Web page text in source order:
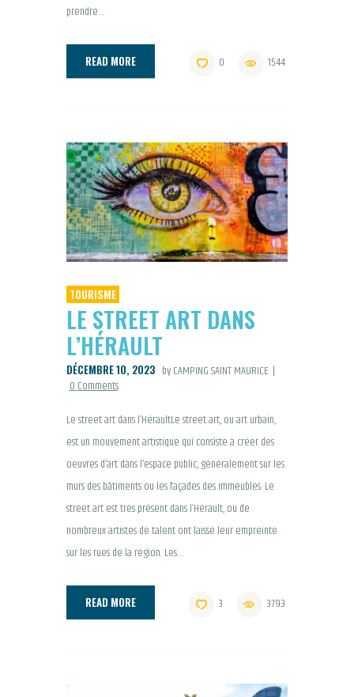
prendre…
READ MORE 0 1544
TOURISME
LE STREET ART DANS
L’HÉRAULT
DÉCEMBRE 10, 2023 by CAMPING SAINT MAURICE
0Comments
Le street art dans l’HéraultLe street art, ou art urbain,
est un mouvement artistique qui consiste à créer des
oeuvres d’art dans l’espace public, généralement sur les
murs des bâtiments ou les façades des immeubles. Le
street art est très présent dans l’Hérault, où de
nombreux artistes de talent ont laissé leur empreinte
sur les rues de la région. Les…
READ MORE 3 3793